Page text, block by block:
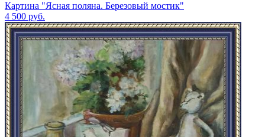
Картина "Ясная поляна. Березовый мостик"
4 500 руб.